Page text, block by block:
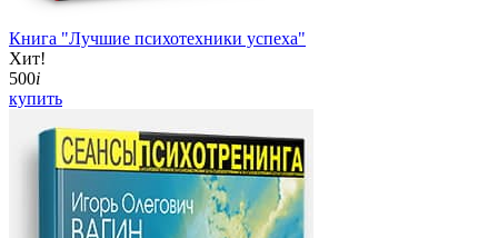
Книга "Лучшие психотехники успеха"
Хит!
500i
купить